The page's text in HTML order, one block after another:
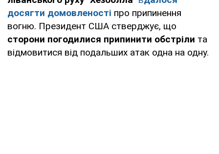
досягти домовленості про припинення
вогню. Президент США стверджує, що
сторони погодилися припинити обстріли та
відмовитися від подальших атак одна на одну.